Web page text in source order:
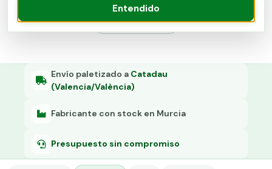
Entendido
Grapadora
Tensor galvanizado
Presupuesto
Envío paletizado a Catadau
(Valencia/València)
Fabricante con stock en Murcia
Presupuesto sin compromiso